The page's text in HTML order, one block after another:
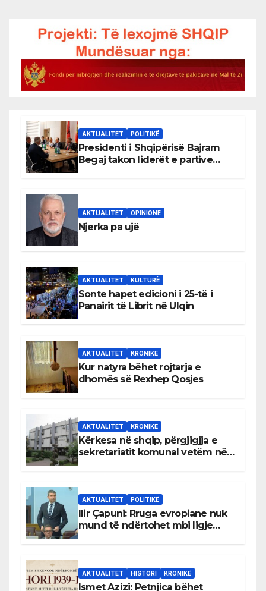
AKTUALITET POLITIKË
Presidenti i Shqipërisë Bajram
Begaj takon liderët e partive
AKTUALITET OPINIONE
Njerka pa ujë
AKTUALITET KULTURË
Sonte hapet edicioni i 25-të i
Panairit të Librit në Ulqin
AKTUALITET KRONIKË
Kur natyra bëhet rojtarja e
dhomës së Rexhep Qosjes
AKTUALITET KRONIKË
Kërkesa në shqip, përgjigjja e
sekretariatit komunal vetëm në
AKTUALITET POLITIKË
Ilir Çapuni: Rruga evropiane nuk
mund të ndërtohet mbi ligje
AKTUALITET HISTORI KRONIKË
Ismet Azizi: Petnjica bëhet